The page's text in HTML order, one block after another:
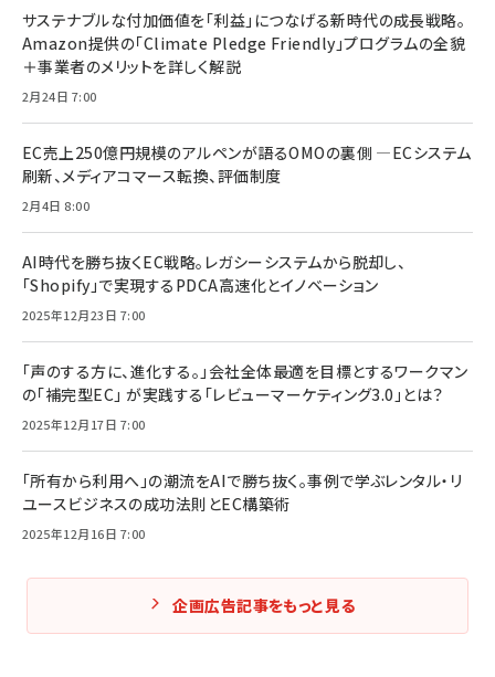
サステナブルな付加価値を「利益」につなげる新時代の成長戦略。
Amazon提供の「Climate Pledge Friendly」プログラムの全貌
＋事業者のメリットを詳しく解説
2月24日 7:00
EC売上250億円規模のアルペンが語るOMOの裏側 ―ECシステム
刷新、メディアコマース転換、評価制度
2月4日 8:00
AI時代を勝ち抜くEC戦略。レガシーシステムから脱却し、
「Shopify」で実現するPDCA高速化とイノベーション
2025年12月23日 7:00
「声のする方に、進化する。」会社全体最適を目標とするワークマン
の「補完型EC」 が実践する「レビューマーケティング3.0」とは？
2025年12月17日 7:00
「所有から利用へ」の潮流をAIで勝ち抜く。事例で学ぶレンタル・リ
ユースビジネスの成功法則とEC構築術
2025年12月16日 7:00
企画広告記事をもっと見る